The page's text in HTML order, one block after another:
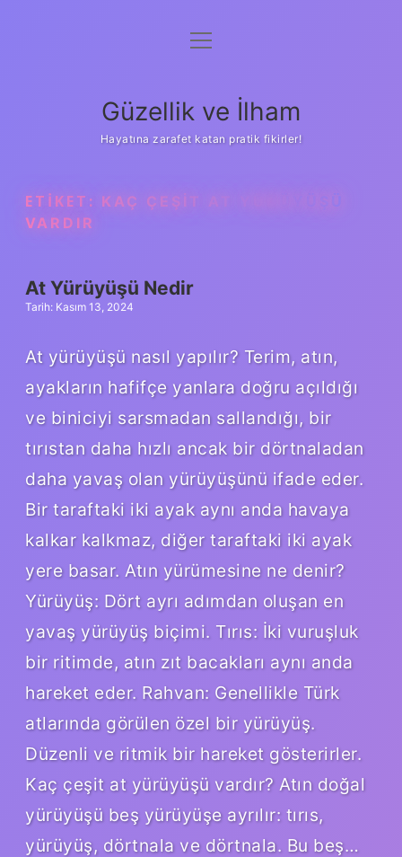
Anasayfa
Yasal Uyarı
menüyü
Güzellik ve İlham
Hayatına zarafet katan pratik fikirler!
ETIKET: KAÇ ÇEŞIT AT YÜRÜYÜŞÜ
VARDIR
At Yürüyüşü Nedir
Tarih: Kasım 13, 2024
At yürüyüşü nasıl yapılır? Terim, atın,
ayakların hafifçe yanlara doğru açıldığı
ve biniciyi sarsmadan sallandığı, bir
tırıstan daha hızlı ancak bir dörtnaladan
daha yavaş olan yürüyüşünü ifade eder.
Bir taraftaki iki ayak aynı anda havaya
kalkar kalkmaz, diğer taraftaki iki ayak
yere basar. Atın yürümesine ne denir?
Yürüyüş: Dört ayrı adımdan oluşan en
yavaş yürüyüş biçimi. Tırıs: İki vuruşluk
bir ritimde, atın zıt bacakları aynı anda
hareket eder. Rahvan: Genellikle Türk
atlarında görülen özel bir yürüyüş.
Düzenli ve ritmik bir hareket gösterirler.
Kaç çeşit at yürüyüşü vardır? Atın doğal
yürüyüşü beş yürüyüşe ayrılır: tırıs,
yürüyüş, dörtnala ve dörtnala. Bu beş…